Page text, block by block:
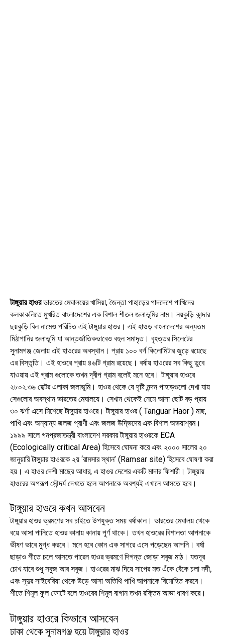
টাঙ্গুয়ার হাওরভারতের মেঘালয়ের খাসিয়া, জৈন্তা পাহাড়ের পাদদেশে পাখিদের
কলকাকলিতে মুখরিত বাংলাদেশের এক বিশাল শীতল জলাভূমির নাম। নয়কুড়ি কান্দার
ছয়কুড়ি বিল নামেও পরিচিত এই টাঙ্গুয়ার হাওর। এই হাওড় বাংলাদেশের অন্যতম
মিঠাপানির জলাভূমি যা আন্তর্জাতিকভাবেও বহুল সমাদৃত। বৃহত্তর সিলেটের
সুনামগঞ্জ জেলায় এই হাওরের অবস্থান। প্রায় ১০০ বর্গ কিলোমিটার জুড়ে রয়েছে
এর বিস্তৃতি। এই হাওরে প্রায় ৪৬টি গ্রাম রয়েছে। বর্ষায় হাওরের সব কিছু ডুবে
যাওয়ায় এই গ্রাম গুলোকে তখন দ্বীপ গ্রাম বলেই মনে হবে। টাঙ্গুয়ার হাওরে
২৮০২.৩৬ হেক্টর এলাকা জলাভূমি। হাওর থেকে যে দৃষ্টি নন্দন পাহাড়গুলো দেখা যায়
সেগুলোর অবস্থান ভারতের মেঘালয়ে। সেখান থেকেই নেমে আসা ছোট বড় প্রায়
৩০ ঝর্ণা এসে মিশেছে টাঙ্গুয়ার হাওরে। টাঙ্গুয়ার হাওর ( Tanguar Haor ) মাছ,
পাখি এবং অন্যান্য জলজ প্রাণী এবং জলজ উদ্ভিদের এক বিশাল অভয়াশ্রম।
১৯৯৯ সালে গনপ্রজাতন্ত্রী বাংলাদেশ সরকার টাঙ্গুয়ার হাওরকে ECA
(Ecologically critical Area) হিসেবে ঘোষনা করে এবং ২০০০ সালের ২০
জানুয়ারি টাঙ্গুয়ার হাওরকে ২য় ‘রামসার স্থান’ (Ramsar site) হিসেবে ঘোষণা করা
হয়। এ হাওর দেশী মাছের আধার, এ হাওর দেশের একটি মাদার ফিশারী। টাঙ্গুয়ায়
হাওরের অপরূপ সৌন্দর্য দেখতে হলে আপনাকে অবশ্যই এখানে আসতে হবে।
টাঙ্গুয়ার হাওরে কখন আসবেন
টাঙ্গুয়ার হাওর ভ্রমণের সব চাইতে উপযুক্ত সময় বর্ষাকাল। ভারতের মেঘালয় থেকে
বয়ে আসা পানিতে হাওর কানায় কানায় পূর্ণ থাকে। তখন হাওরের বিশালতা আপনাকে
ভীষণ ভাবে মুগ্ধ করবে। মনে হবে কোন এক সাগরে এসে পড়েছেন আপনি। বর্ষা
ছাড়াও শীতে চলে আসতে পারেন হাওর ভ্রমণে দিগন্ত জোড়া সবুজ মাঠ। যতদূর
চোখ যাবে শুধু সবুজ আর সবুজ। হাওরের মাঝ দিয়ে সাপের মত এঁকে বেঁকে চলা নদী,
এবং সূদুর সাইবেরিয়া থেকে উড়ে আসা অতিথি পাখি আপনাকে বিমোহিত করবে।
শীতে শিমুল ফুল ফোটে বলে হাওরের শিমুল বাগান তখন রক্তিম আভা ধারণ করে।
টাঙ্গুয়ার হাওরে কিভাবে আসবেন
ঢাকা থেকে সুনামগঞ্জ হয়ে টাঙ্গুয়ার হাওর